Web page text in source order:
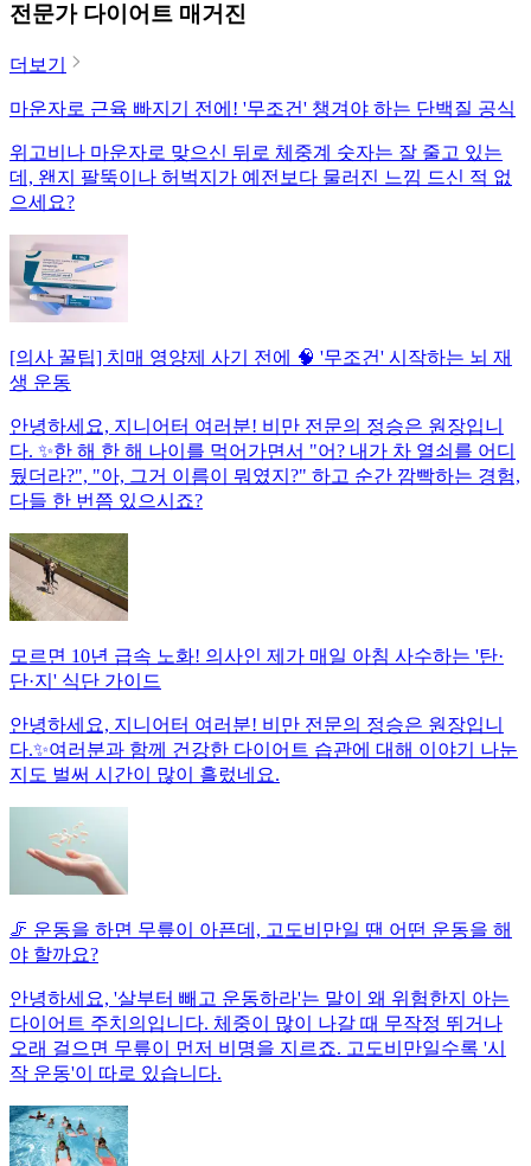
전문가 다이어트 매거진
더보기
마운자로 근육 빠지기 전에! '무조건' 챙겨야 하는 단백질 공식
위고비나 마운자로 맞으신 뒤로 체중계 숫자는 잘 줄고 있는
데, 왠지 팔뚝이나 허벅지가 예전보다 물러진 느낌 드신 적 없
으세요?
[의사 꿀팁] 치매 영양제 사기 전에 🧠 '무조건' 시작하는 뇌 재
생 운동
안녕하세요, 지니어터 여러분! 비만 전문의 정승은 원장입니
다. ✨한 해 한 해 나이를 먹어가면서 "어? 내가 차 열쇠를 어디
뒀더라?", "아, 그거 이름이 뭐였지?" 하고 순간 깜빡하는 경험,
다들 한 번쯤 있으시죠?
모르면 10년 급속 노화! 의사인 제가 매일 아침 사수하는 '탄·
단·지' 식단 가이드
안녕하세요, 지니어터 여러분! 비만 전문의 정승은 원장입니
다.✨여러분과 함께 건강한 다이어트 습관에 대해 이야기 나눈
지도 벌써 시간이 많이 흘렀네요.
🦵 운동을 하면 무릎이 아픈데, 고도비만일 땐 어떤 운동을 해
야 할까요?
안녕하세요, '살부터 빼고 운동하라'는 말이 왜 위험한지 아는
다이어트 주치의입니다. 체중이 많이 나갈 때 무작정 뛰거나
오래 걸으면 무릎이 먼저 비명을 지르죠. 고도비만일수록 '시
작 운동'이 따로 있습니다.